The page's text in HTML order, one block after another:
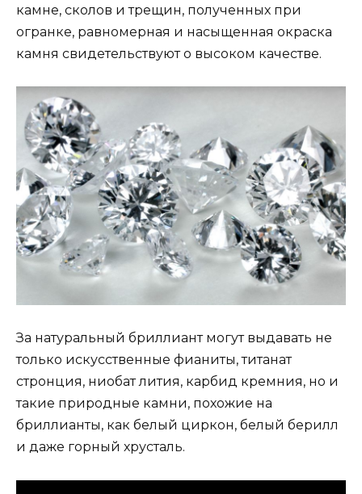
камне, сколов и трещин, полученных при
огранке, равномерная и насыщенная окраска
камня свидетельствуют о высоком качестве.
За натуральный бриллиант могут выдавать не
только искусственные фианиты, титанат
стронция, ниобат лития, карбид кремния, но и
такие природные камни, похожие на
бриллианты, как белый циркон, белый берилл
и даже горный хрусталь.